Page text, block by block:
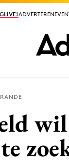
ADVERTEREN
ADVERTEREN